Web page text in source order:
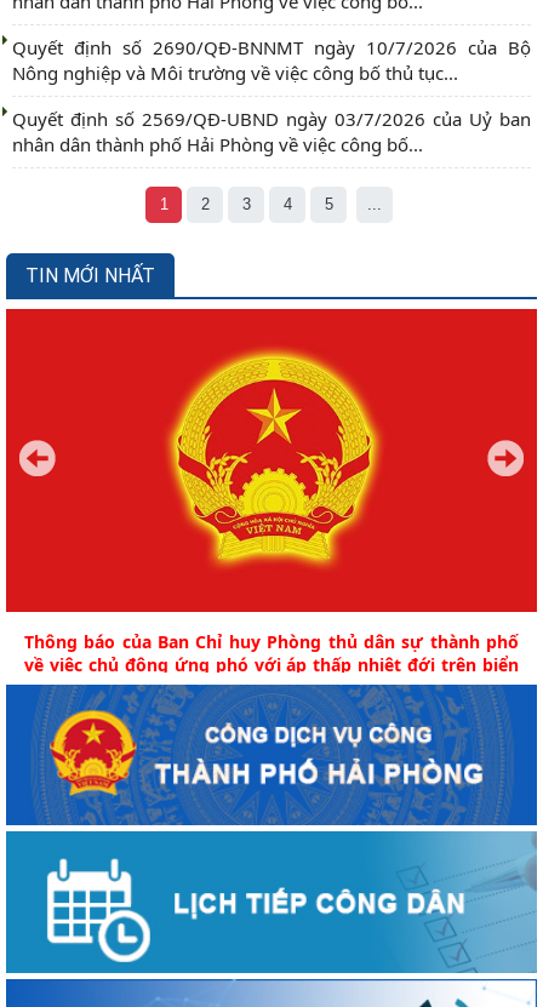
Quyết định số 2690/QĐ-BNNMT ngày 10/7/2026 của Bộ
Nông nghiệp và Môi trường về việc công bố thủ tục...
Quyết định số 2569/QĐ-UBND ngày 03/7/2026 của Uỷ ban
nhân dân thành phố Hải Phòng về việc công bố...
1 2 3 4 5
TIN MỚI NHẤT
Thông báo của Ban Chỉ huy Phòng thủ dân sự thành phố
về việc chủ động ứng phó với áp thấp nhiệt đới trên biển
Đông